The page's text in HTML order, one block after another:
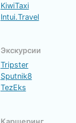
KiwiTaxi
Intui.Travel
Экскурсии
Tripster
Sputnik8
TezEks